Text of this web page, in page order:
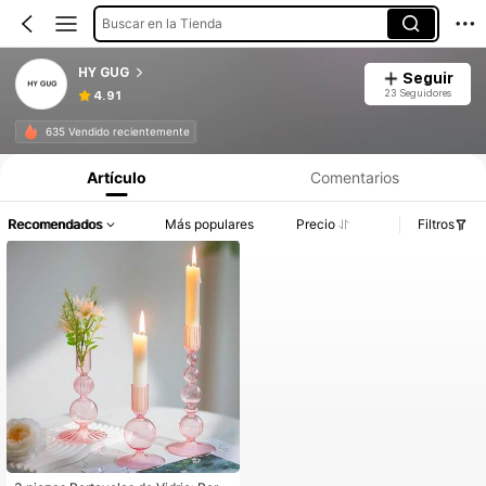
Buscar en la Tienda
HY GUG
4.91
Seguir
23 Seguidores
635 Vendido recientemente
Artículo Comentarios
Recomendados Más populares Precio Filtros